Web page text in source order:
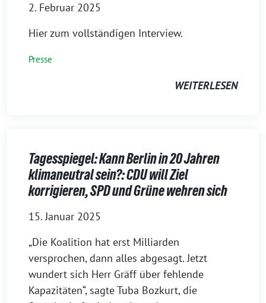
2. Februar 2025
Hier zum vollständigen Interview.
Presse
WEITERLESEN
Tagesspiegel: Kann Berlin in 20 Jahren
klimaneutral sein?: CDU will Ziel
korrigieren, SPD und Grüne wehren sich
15. Januar 2025
„Die Koalition hat erst Milliarden
versprochen, dann alles abgesagt. Jetzt
wundert sich Herr Gräff über fehlende
Kapazitäten“, sagte Tuba Bozkurt, die